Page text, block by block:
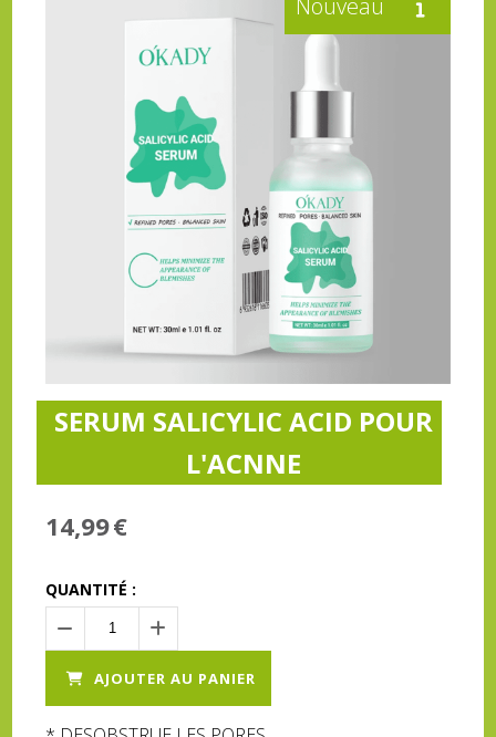
SERUM SALICYLIC ACID POUR
L'ACNNE
14,99€
QUANTITÉ :
AJOUTER AU PANIER